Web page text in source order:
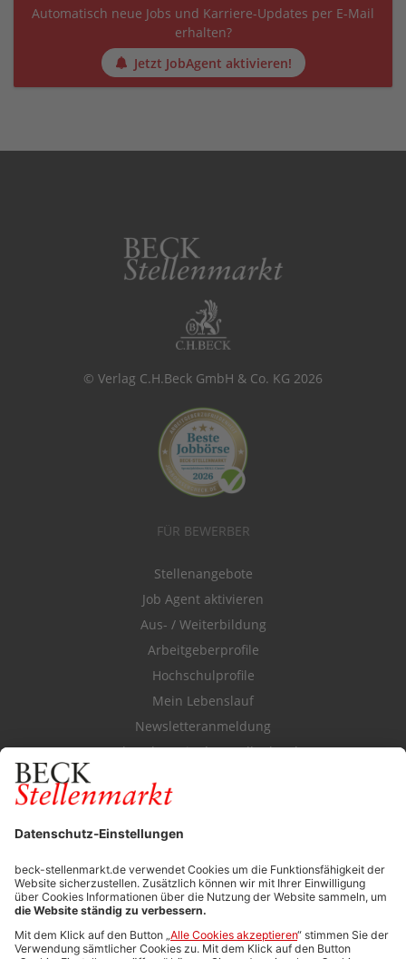
Automatisch neue Jobs und Karriere-Updates per E-Mail
erhalten?
Jetzt JobAgent aktivieren!
© Verlag C.H.Beck GmbH & Co. KG 2026
FÜR BEWERBER
Stellenangebote
Job Agent aktivieren
Aus- / Weiterbildung
Arbeitgeberprofile
Hochschulprofile
Mein Lebenslauf
Newsletteranmeldung
Durchsuchen Sie den Stellenkatalog
FÜR ARBEITGEBER
Stellenmarktpreise
Anzeigen-AGB
Media-Daten
Newsletteranmeldung
Produktübersicht